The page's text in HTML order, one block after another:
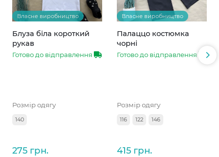
Власне виробництво
Блуза біла короткий
рукав
Готово до відправлення
Розмір одягу
140
275 грн.
Власне виробництво
Палаццо костюмка
чорні
Готово до відправлення
Розмір одягу
116 122 146
415 грн.